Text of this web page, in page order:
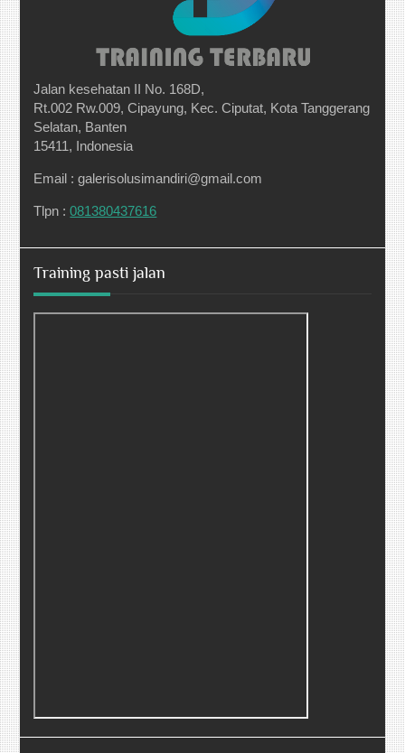
Jalan kesehatan II No. 168D,
Rt.002 Rw.009, Cipayung, Kec. Ciputat, Kota Tanggerang
Selatan, Banten
15411, Indonesia
Email : galerisolusimandiri@gmail.com
Tlpn :081380437616
Training pasti jalan